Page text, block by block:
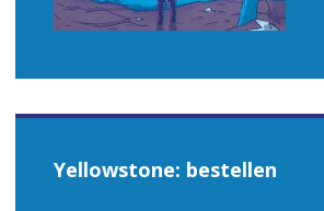
Yellowstone: bestellen